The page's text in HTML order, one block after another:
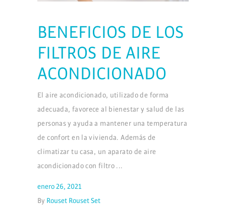
BENEFICIOS DE LOS
FILTROS DE AIRE
ACONDICIONADO
El aire acondicionado, utilizado de forma
adecuada, favorece al bienestar y salud de las
personas y ayuda a mantener una temperatura
de confort en la vivienda. Además de
climatizar tu casa, un aparato de aire
acondicionado con filtro
enero 26, 2021
By Rouset Rouset Set